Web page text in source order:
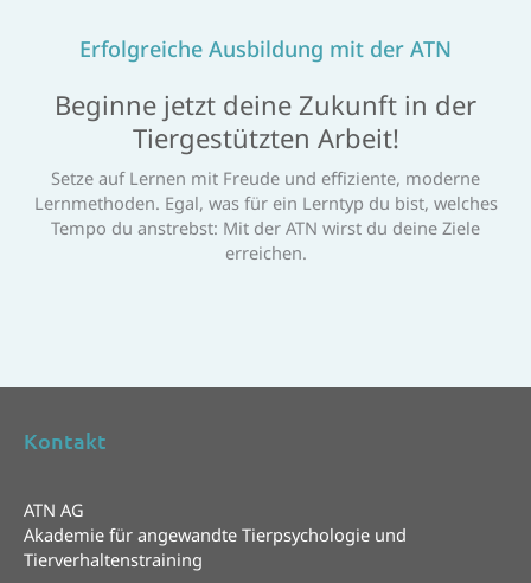
Erfolgreiche Ausbildung mit der ATN
Beginne jetzt deine Zukunft in der
Tiergestützten Arbeit!
Setze auf Lernen mit Freude und effiziente, moderne
Lernmethoden. Egal, was für ein Lerntyp du bist, welches
Tempo du anstrebst: Mit der ATN wirst du deine Ziele
erreichen.
Kontakt
ATN AG
Akademie für angewandte Tierpsychologie und
Tierverhaltenstraining